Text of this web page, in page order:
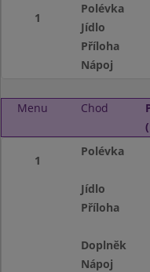
1
Polévka
Jídlo
Příloha
Nápoj
Menu Chod
1
Polévka
Jídlo
Příloha
Doplněk
Nápoj